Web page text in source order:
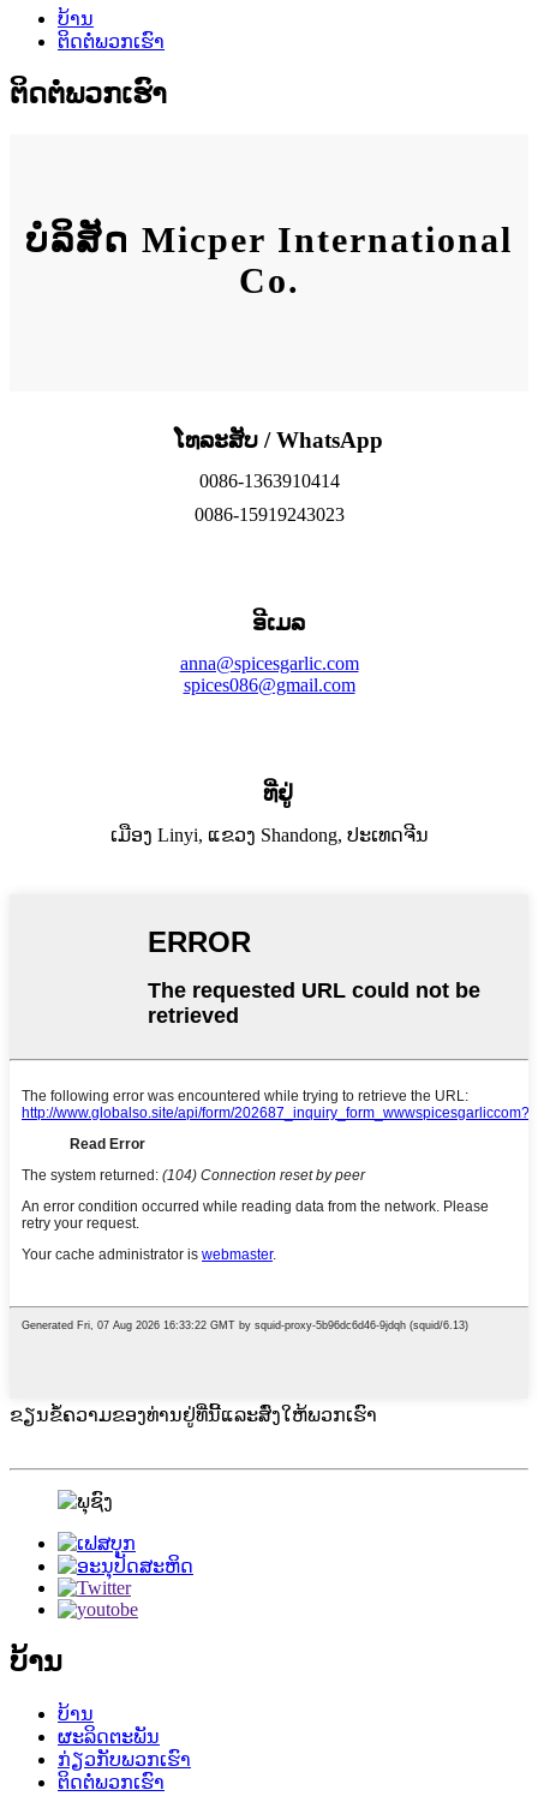
ບ້ານ
ຕິດຕໍ່ພວກເຮົາ
ຕິດຕໍ່ພວກເຮົາ
ບໍລິສັດ Micper International
Co.
ໂທລະສັບ / WhatsApp
0086-1363910414
0086-15919243023
ອີເມລ
anna@spicesgarlic.com
spices086@gmail.com
ທີ່ຢູ່
ເມືອງ Linyi, ແຂວງ Shandong, ປະເທດຈີນ
ຂຽນຂໍ້ຄວາມຂອງທ່ານຢູ່ທີ່ນີ້ແລະສົ່ງໃຫ້ພວກເຮົາ
ບ້ານ
ບ້ານ
ຜະລິດຕະພັນ
ກ່ຽວກັບພວກເຮົາ
ຕິດຕໍ່ພວກເຮົາ